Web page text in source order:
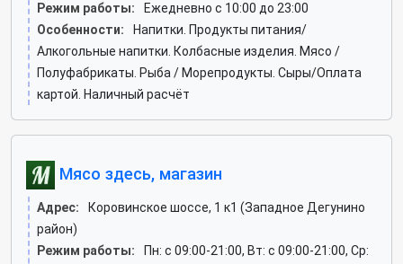
Режим работы:
Ежедневно с 10:00 до 23:00
Особенности:
Напитки. Продукты питания/
Алкогольные напитки. Колбасные изделия. Мясо /
Полуфабрикаты. Рыба / Морепродукты. Сыры/Оплата
картой. Наличный расчёт
Мясо здесь, магазин
Адрес:
Коровинское шоссе, 1 к1 (Западное Дегунино
район)
Режим работы:
Пн: c 09:00-21:00, Вт: c 09:00-21:00, Ср: